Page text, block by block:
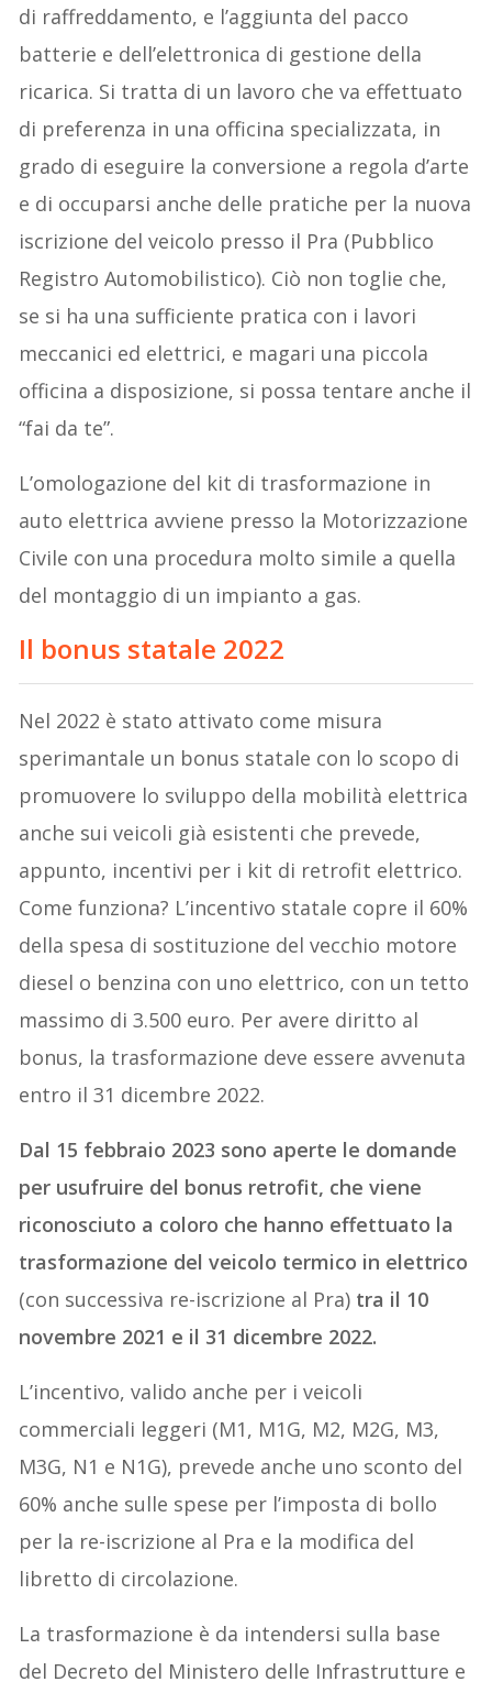
di raffreddamento, e l’aggiunta del pacco
batterie e dell’elettronica di gestione della
ricarica. Si tratta di un lavoro che va effettuato
di preferenza in una officina specializzata, in
grado di eseguire la conversione a regola d’arte
e di occuparsi anche delle pratiche per la nuova
iscrizione del veicolo presso il Pra (Pubblico
Registro Automobilistico). Ciò non toglie che,
se si ha una sufficiente pratica con i lavori
meccanici ed elettrici, e magari una piccola
officina a disposizione, si possa tentare anche il
“fai da te”.
L’omologazione del kit di trasformazione in
auto elettrica avviene presso la Motorizzazione
Civile con una procedura molto simile a quella
del montaggio di un impianto a gas.
Il bonus statale 2022
Nel 2022 è stato attivato come misura
sperimantale un bonus statale con lo scopo di
promuovere lo sviluppo della mobilità elettrica
anche sui veicoli già esistenti che prevede,
appunto, incentivi per i kit di retrofit elettrico.
Come funziona? L’incentivo statale copre il 60%
della spesa di sostituzione del vecchio motore
diesel o benzina con uno elettrico, con un tetto
massimo di 3.500 euro. Per avere diritto al
bonus, la trasformazione deve essere avvenuta
entro il 31 dicembre 2022.
Dal 15 febbraio 2023 sono aperte le domande
per usufruire del bonus retrofit, che viene
riconosciuto a coloro che hanno effettuato la
trasformazione del veicolo termico in elettrico
(con successiva re-iscrizione al Pra) tra il 10
novembre 2021 e il 31 dicembre 2022.
L’incentivo, valido anche per i veicoli
commerciali leggeri (M1, M1G, M2, M2G, M3,
M3G, N1 e N1G), prevede anche uno sconto del
60% anche sulle spese per l’imposta di bollo
per la re-iscrizione al Pra e la modifica del
libretto di circolazione.
La trasformazione è da intendersi sulla base
del Decreto del Ministero delle Infrastrutture e